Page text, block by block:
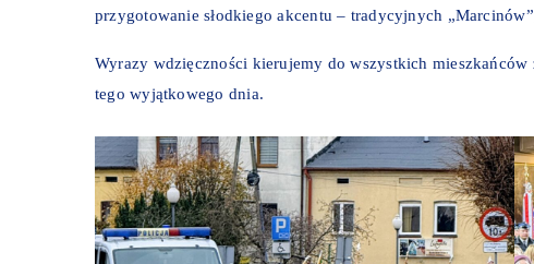
przygotowanie słodkiego akcentu – tradycyjnych
Wyrazy wdzięczności kierujemy do wszystkich
tego wyjątkowego dnia.